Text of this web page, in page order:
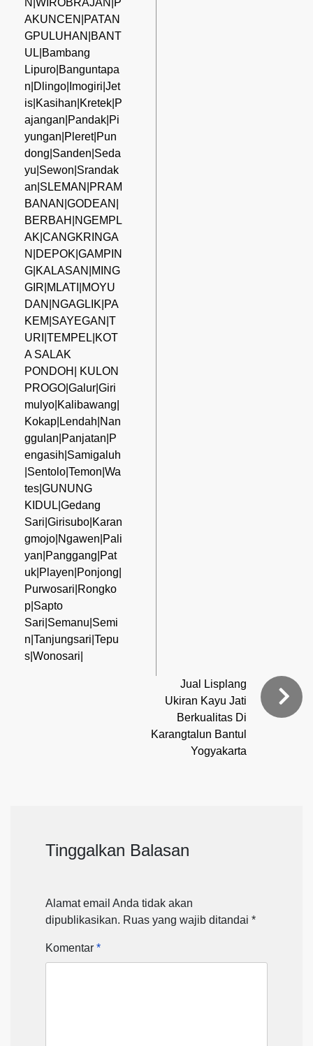
AKUNCEN|PATAN
GPULUHAN|BANT
UL|Bambang
Lipuro|Banguntapa
n|Dlingo|Imogiri|Jet
is|Kasihan|Kretek|P
ajangan|Pandak|Pi
yungan|Pleret|Pun
dong|Sanden|Seda
yu|Sewon|Srandak
an|SLEMAN|PRAM
BANAN|GODEAN|
BERBAH|NGEMPL
AK|CANGKRINGA
N|DEPOK|GAMPIN
G|KALASAN|MING
GIR|MLATI|MOYU
DAN|NGAGLIK|PA
KEM|SAYEGAN|T
URI|TEMPEL|KOT
A SALAK
PONDOH| KULON
PROGO|Galur|Giri
mulyo|Kalibawang|
Kokap|Lendah|Nan
ggulan|Panjatan|P
engasih|Samigaluh
|Sentolo|Temon|Wa
tes|GUNUNG
KIDUL|Gedang
Sari|Girisubo|Karan
gmojo|Ngawen|Pali
yan|Panggang|Pat
uk|Playen|Ponjong|
Purwosari|Rongko
p|Sapto
Sari|Semanu|Semi
n|Tanjungsari|Tepu
s|Wonosari|
Jual Lisplang
Ukiran Kayu Jati
Berkualitas Di
Karangtalun Bantul
Yogyakarta
Tinggalkan Balasan
Alamat email Anda tidak akan
dipublikasikan. Ruas yang wajib ditandai *
Komentar *